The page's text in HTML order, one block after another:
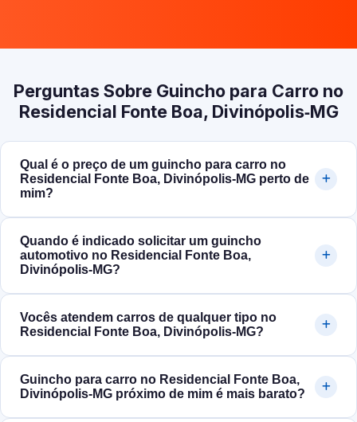
Perguntas Sobre Guincho para Carro no
Residencial Fonte Boa, Divinópolis‑MG
Qual é o preço de um guincho para carro no
Residencial Fonte Boa, Divinópolis‑MG perto de
mim?
Quando é indicado solicitar um guincho
automotivo no Residencial Fonte Boa,
Divinópolis‑MG?
Vocês atendem carros de qualquer tipo no
Residencial Fonte Boa, Divinópolis‑MG?
Guincho para carro no Residencial Fonte Boa,
Divinópolis‑MG próximo de mim é mais barato?